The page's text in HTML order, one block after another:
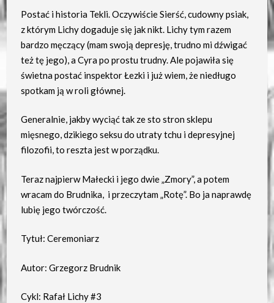
Postać i historia Tekli. Oczywiście Sierść, cudowny psiak,
z którym Lichy dogaduje się jak nikt. Lichy tym razem
bardzo męczący (mam swoją depresję, trudno mi dźwigać
też tę jego), a Cyra po prostu trudny. Ale pojawiła się
świetna postać inspektor Łezki i już wiem, że niedługo
spotkam ją w roli głównej.
Generalnie, jakby wyciąć tak ze sto stron sklepu
mięsnego, dzikiego seksu do utraty tchu i depresyjnej
filozofii, to reszta jest w porządku.
Teraz najpierw Małecki i jego dwie „Zmory”, a potem
wracam do Brudnika, i przeczytam „Rotę”. Bo ja naprawdę
lubię jego twórczość.
Tytuł: Ceremoniarz
Autor: Grzegorz Brudnik
Cykl: Rafał Lichy #3